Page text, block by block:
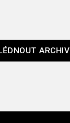
ARCHIV